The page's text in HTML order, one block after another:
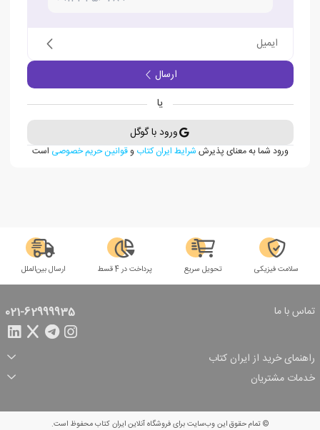
ایمیل
ارسال
یا
ورود با گوگل
ورود شما به معنای پذیرش شرایط ایران کتاب وقوانین حریم خصوصی است
سلامت فیزیکی تحویل سریع پرداخت در 4 قسط ارسال بین‌الملل
تماس با ما 021-62999935
راهنمای خرید از ایران کتاب
ثبت سفارش
شرایط ارسال سفارش
شیوه پرداخت
تخفیف‌های خرید
خدمات مشتریان
© تمام حقوق این وب‌سایت برای فروشگاه آنلاین ایران کتاب محفوظ است.